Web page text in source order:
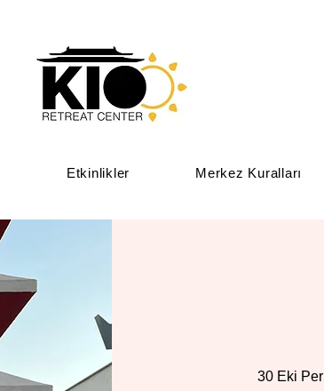
Etkinlikler Merkez Kuralları
30 Eki Per